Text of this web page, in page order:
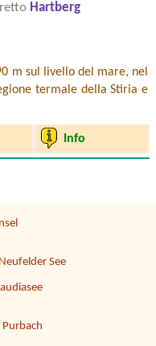
Hartberg
m sul livello del mare, nel
termale della Stiria e
Info
See
See